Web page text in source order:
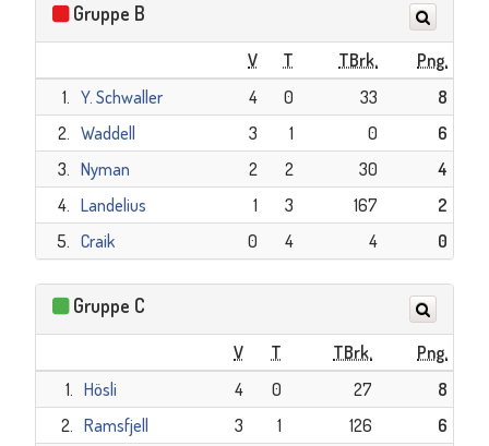
Gruppe B
V T TBrk.
Png.
1. Y. Schwaller 4 0 33
8
2. Waddell 3 1 0
6
3. Nyman 2 2 30
4
4. Landelius 1 3 167
2
5. Craik 0 4 4 0
Gruppe C
V T TBrk.
Png.
1. Hösli 4 0 27
8
2. Ramsfjell 3 1 126
6